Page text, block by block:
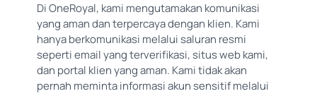
Di OneRoyal, kami mengutamakan komunikasi
yang aman dan terpercaya dengan klien. Kami
hanya berkomunikasi melalui saluran resmi
seperti email yang terverifikasi, situs web kami,
dan portal klien yang aman. Kami tidak akan
pernah meminta informasi akun sensitif melalui